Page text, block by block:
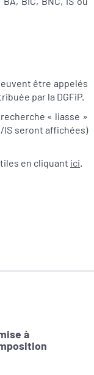
être appelés
par la DGFiP.
« liasse »
IS seront affichées)
en cliquant ici.
à